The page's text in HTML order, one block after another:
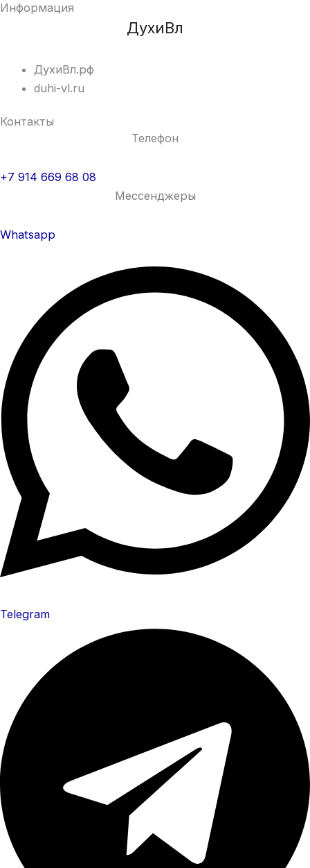
Информация
ДухиВл
ДухиВл.рф
duhi-vl.ru
Контакты
Телефон
+7 914 669 68 08
Мессенджеры
Whatsapp
Telegram